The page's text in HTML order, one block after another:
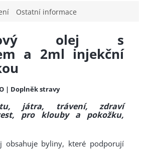
Ostatní informace
olej s
a 2ml injekční
| Doplněk stravy
játra, trávení, zdraví
pro klouby a pokožku,
obsahuje byliny, které podporují